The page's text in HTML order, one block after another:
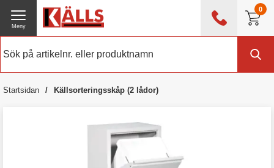
0
0476 - 214 80
Meny
Startsidan Källsorteringsskåp (2 lådor)